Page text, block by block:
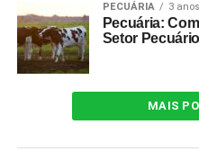
PECUÁRIA 3
Pecuária:
Setor Pecuário
MAIS